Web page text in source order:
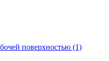
поверхностью (1)